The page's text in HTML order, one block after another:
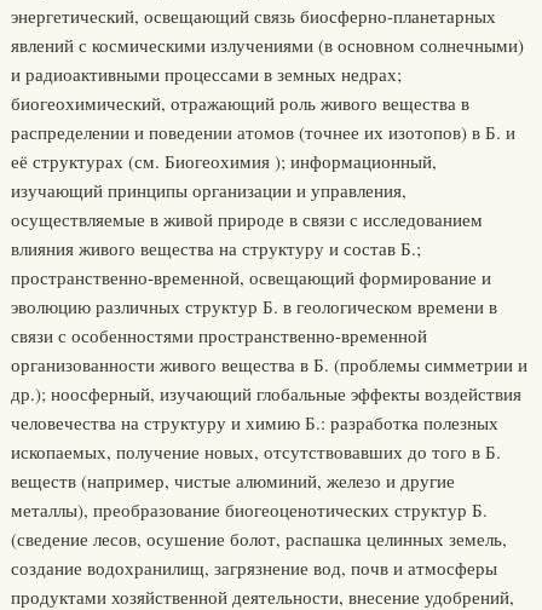
энергетический, освещающий связь биосферно-планетарных
явлений с космическими излучениями (в основном солнечными)
и радиоактивными процессами в земных недрах;
биогеохимический, отражающий роль живого вещества в
распределении и поведении атомов (точнее их изотопов) в Б. и
её структурах (см. Биогеохимия ); информационный,
изучающий принципы организации и управления,
осуществляемые в живой природе в связи с исследованием
влияния живого вещества на структуру и состав Б.;
пространственно-временной, освещающий формирование и
эволюцию различных структур Б. в геологическом времени в
связи с особенностями пространственно-временной
организованности живого вещества в Б. (проблемы симметрии и
др.); ноосферный, изучающий глобальные эффекты воздействия
человечества на структуру и химию Б.: разработка полезных
ископаемых, получение новых, отсутствовавших до того в Б.
веществ (например, чистые алюминий, железо и другие
металлы), преобразование биогеоценотических структур Б.
(сведение лесов, осушение болот, распашка целинных земель,
создание водохранилищ, загрязнение вод, почв и атмосферы
продуктами хозяйственной деятельности, внесение удобрений,